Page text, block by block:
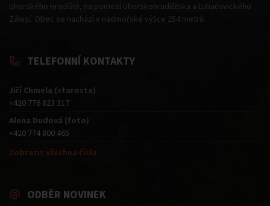
Uherského Hradiště, na pomezí Uherskohradišťska a Luhačovického
Zálesí. Obec se nachází v nadmořské výšce 254 metrů.
TELEFONNÍ KONTAKTY
Jiří Chmela (starosta)
+420 776 823 317
Alena Dudová (foto)
+420 774 800 465
Zobrazit všechna čísla
ODBĚR NOVINEK